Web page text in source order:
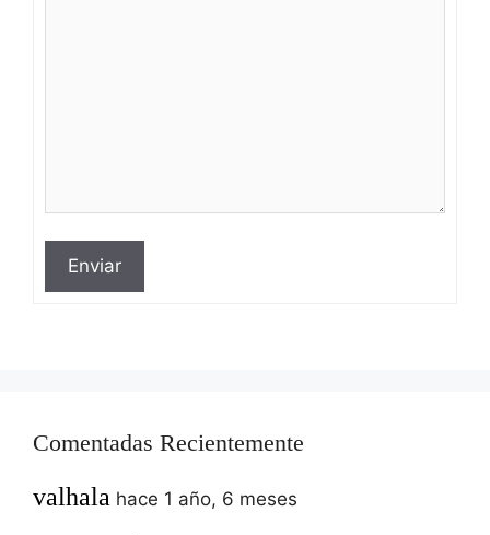
Enviar
Comentadas Recientemente
valhala hace 1 año, 6 meses